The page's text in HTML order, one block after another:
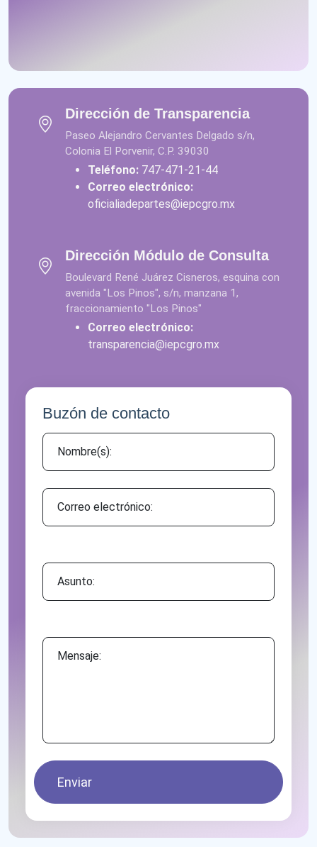
Dirección de Transparencia
Paseo Alejandro Cervantes Delgado s/n,
Colonia El Porvenir, C.P. 39030
Teléfono: 747-471-21-44
Correo electrónico:
oficialiadepartes@iepcgro.mx
Dirección Módulo de Consulta
Boulevard René Juárez Cisneros, esquina con
avenida "Los Pinos", s/n, manzana 1,
fraccionamiento "Los Pinos"
Correo electrónico:
transparencia@iepcgro.mx
Buzón de contacto
Enviar